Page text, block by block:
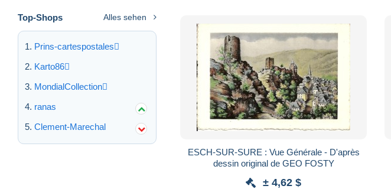
Top-Shops Alles sehen
Prins-cartespostales
Karto86
MondialCollection
ranas
Clement-Marechal
ESCH-SUR-SURE : Vue Générale - D'après
dessin original de GEO FOSTY
± 4,62 $